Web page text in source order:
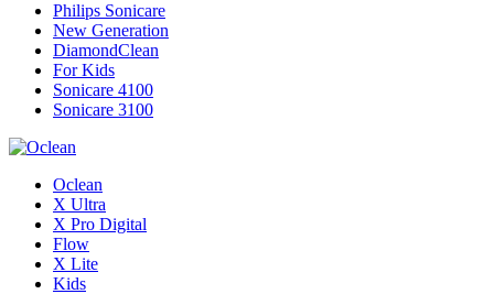
Philips Sonicare
New Generation
DiamondClean
For Kids
Sonicare 4100
Sonicare 3100
Oclean
X Ultra
X Pro Digital
Flow
X Lite
Kids